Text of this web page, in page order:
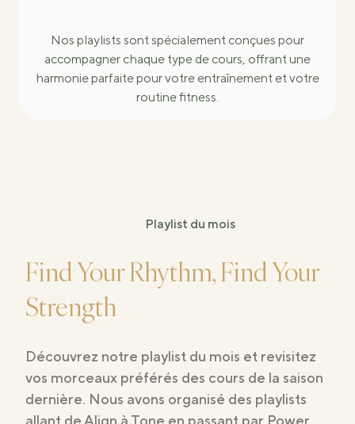
Nos playlists sont spécialement conçues pour
accompagner chaque type de cours, offrant une
harmonie parfaite pour votre entraînement et votre
routine fitness.
Playlist du mois
Find Your Rhythm, Find Your
Strength
Découvrez notre playlist du mois et revisitez
vos morceaux préférés des cours de la saison
dernière. Nous avons organisé des playlists
allant de Align à Tone en passant par Power,